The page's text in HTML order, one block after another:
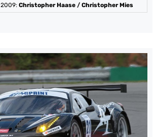
2009: Christopher Haase / Christopher Mies